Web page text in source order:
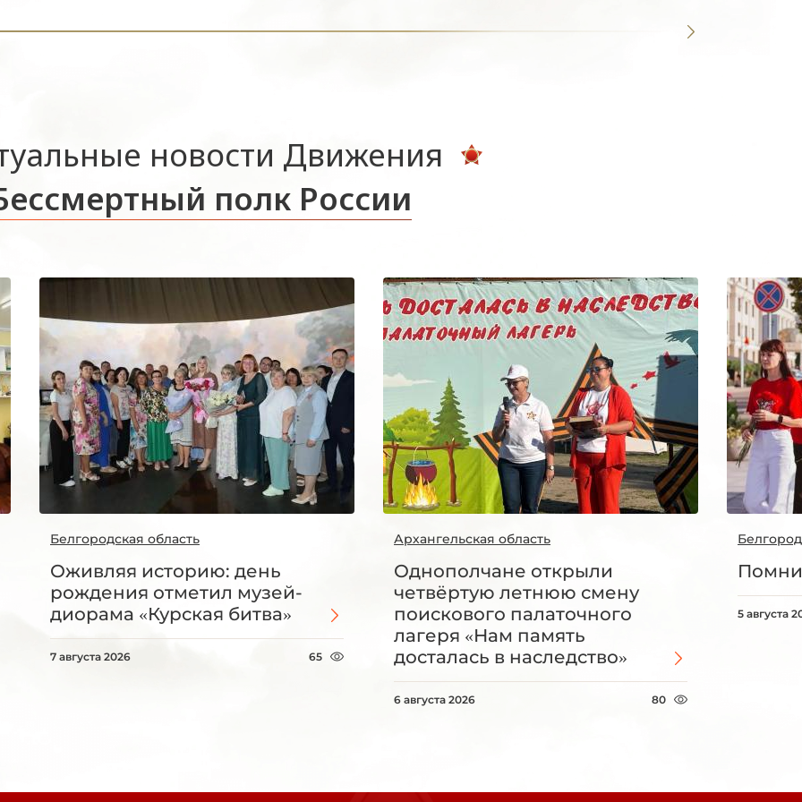
новости Движения
полк России
Белгородская область
Оживляя историю: день
рождения отметил музей-
диорама «Курская битва»
7 августа 2026 65
Архангельская область
Однополчане открыли
четвёртую летнюю смену
поискового палаточного
лагеря «Нам память
досталась в наследство»
6 августа 2026 80
5 августа